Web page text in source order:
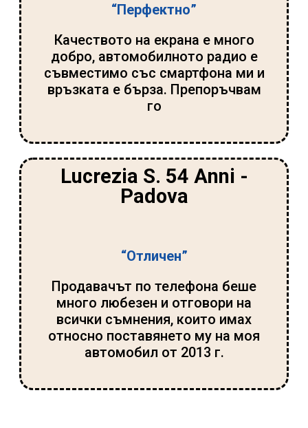
“Перфектно”
Качеството на екрана е много
добро, автомобилното радио е
съвместимо със смартфона ми и
връзката е бърза. Препоръчвам
го
Lucrezia S. 54 Anni -
Padova
“Отличен”
Продавачът по телефона беше
много любезен и отговори на
всички съмнения, които имах
относно поставянето му на моя
автомобил от 2013 г.